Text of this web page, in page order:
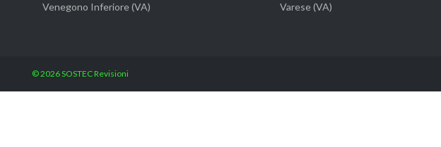
Venegono Inferiore (VA)
Varese (VA)
© 2026SOSTEC Revisioni